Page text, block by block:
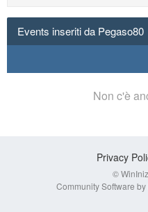
Events inseriti da Pegaso80
Non c'è
Privacy
©
Community Software